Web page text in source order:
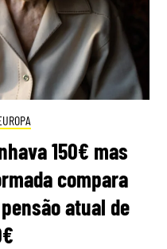
150€ mas
compara
atual de